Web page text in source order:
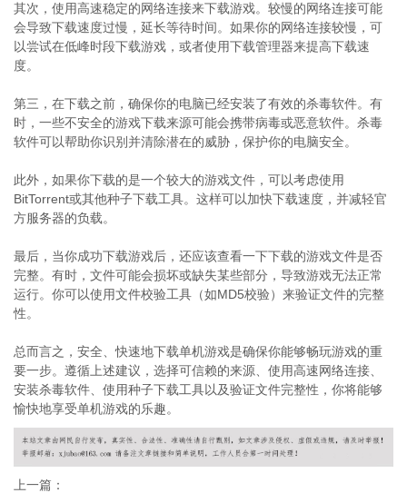
其次，使用高速稳定的网络连接来下载游戏。较慢的网络连接可能
会导致下载速度过慢，延长等待时间。如果你的网络连接较慢，可
以尝试在低峰时段下载游戏，或者使用下载管理器来提高下载速
度。
第三，在下载之前，确保你的电脑已经安装了有效的杀毒软件。有
时，一些不安全的游戏下载来源可能会携带病毒或恶意软件。杀毒
软件可以帮助你识别并清除潜在的威胁，保护你的电脑安全。
此外，如果你下载的是一个较大的游戏文件，可以考虑使用
BitTorrent或其他种子下载工具。这样可以加快下载速度，并减轻官
方服务器的负载。
最后，当你成功下载游戏后，还应该查看一下下载的游戏文件是否
完整。有时，文件可能会损坏或缺失某些部分，导致游戏无法正常
运行。你可以使用文件校验工具（如MD5校验）来验证文件的完整
性。
总而言之，安全、快速地下载单机游戏是确保你能够畅玩游戏的重
要一步。遵循上述建议，选择可信赖的来源、使用高速网络连接、
安装杀毒软件、使用种子下载工具以及验证文件完整性，你将能够
愉快地享受单机游戏的乐趣。
上一篇：